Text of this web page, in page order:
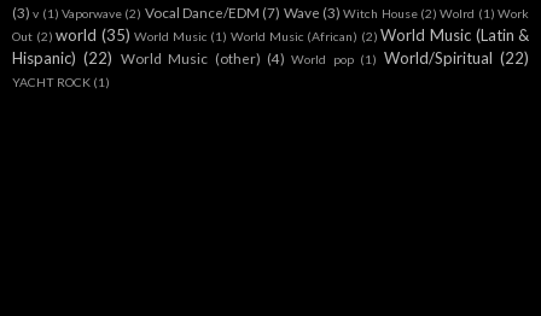
(3) v (1) Vaporwave (2) Vocal Dance/EDM (7) Wave (3) Witch House (2) Wolrd (1) Work
Out (2) world (35) World Music (1) World Music (African) (2) World Music (Latin &
Hispanic) (22) World Music (other) (4) World pop (1) World/Spiritual (22)
YACHT ROCK (1)